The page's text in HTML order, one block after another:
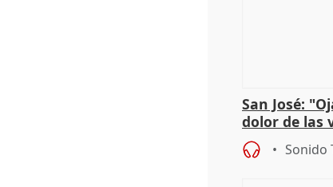
San José:
dolor de las
Sonido